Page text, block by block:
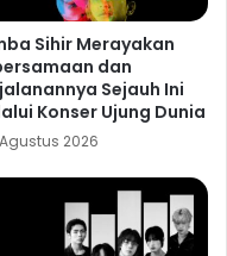
Sihir Merayakan
dan
Sejauh Ini
Konser Ujung Dunia
2026